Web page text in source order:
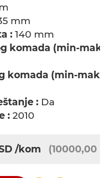
mm
: 140 mm
komada (min-
komada (min-maks)
: Da
: 2010
/kom (10000,00